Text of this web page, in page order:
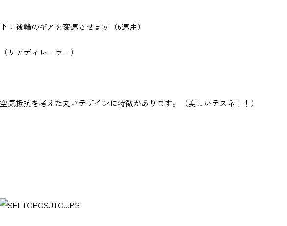
下：後輪のギアを変速させます（6速用）
（リアディレーラー）
空気抵抗を考えた丸いデザインに特徴があります。（美しいデスネ！！）